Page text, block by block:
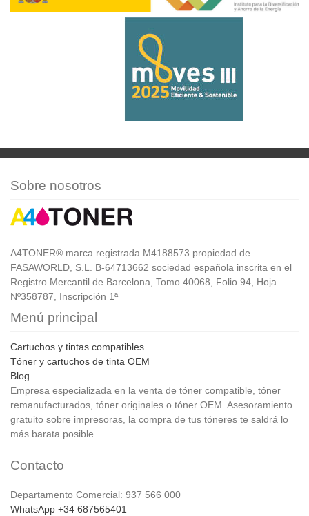
Sobre nosotros
A4TONER® marca registrada M4188573 propiedad de
FASAWORLD, S.L. B-64713662 sociedad española inscrita en el
Registro Mercantil de Barcelona, Tomo 40068, Folio 94, Hoja
Nº358787, Inscripción 1ª
Menú principal
Cartuchos y tintas compatibles
Tóner y cartuchos de tinta OEM
Blog
Empresa especializada en la venta de tóner compatible, tóner
remanufacturados, tóner originales o tóner OEM. Asesoramiento
gratuito sobre impresoras, la compra de tus tóneres te saldrá lo
más barata posible.
Contacto
Departamento Comercial: 937 566 000
WhatsApp +34 687565401